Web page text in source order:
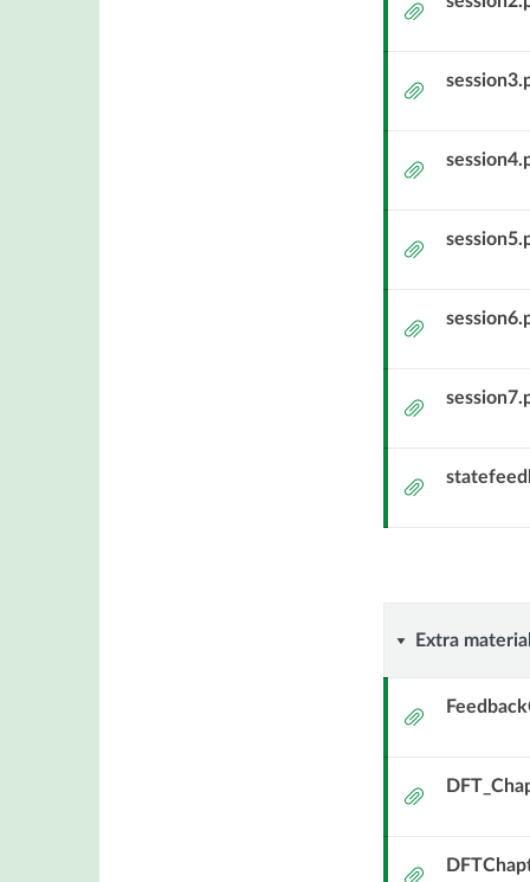
Bilaga
Bilaga
Bilaga
Bilaga
Bilaga
Bilaga
Bilaga
Extra
material
Extra material
Bilaga
Bilaga
Bilaga